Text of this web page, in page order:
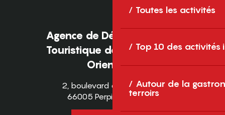
Toutes les activités
Top 10 des activités
Autour de la
terroirs
Agence de Développement
Touristique des Pyrénées-
Orientales
2, boulevard des Pyrénées
66005 Perpignan Cedex